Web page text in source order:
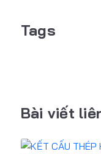
Tags
Bài viết